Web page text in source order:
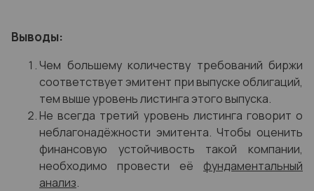
Выводы:
Чем большему количеству требований биржи
соответствует эмитент при выпуске облигаций,
тем выше уровень листинга этого выпуска.
Не всегда третий уровень листинга говорит о
неблагонадёжности эмитента. Чтобы оценить
финансовую устойчивость такой компании,
необходимо провести её фундаментальный
анализ.